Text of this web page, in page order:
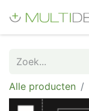
Alle producten